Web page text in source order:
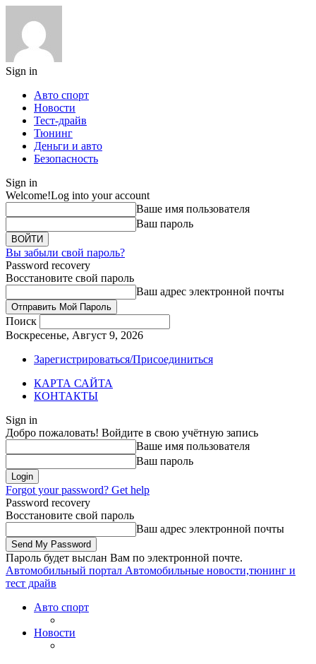
Sign in
Авто спорт
Новости
Тест-драйв
Тюнинг
Деньги и авто
Безопасность
Sign in
Welcome!Log into your account
Ваше имя пользователя
Ваш пароль
Вы забыли свой пароль?
Password recovery
Восстановите свой пароль
Ваш адрес электронной почты
Поиск
Воскресенье, Август 9, 2026
Зарегистрироваться/Присоединиться
КАРТА САЙТА
КОНТАКТЫ
Sign in
Добро пожаловать! Войдите в свою учётную запись
Ваше имя пользователя
Ваш пароль
Forgot your password? Get help
Password recovery
Восстановите свой пароль
Ваш адрес электронной почты
Пароль будет выслан Вам по электронной почте.
Автомобильный портал Автомобильные новости,тюнинг и
тест драйв
Авто спорт
Новости